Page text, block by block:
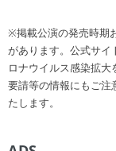
※掲載公演の発売時期
があります。公式サイ
ロナウイルス感染拡
要請等の情報にもご注
たします。